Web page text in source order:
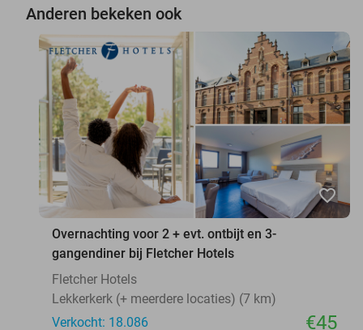
Anderen bekeken ook
favorite_border
Overnachting voor 2 + evt. ontbijt en 3-
gangendiner bij Fletcher Hotels
Fletcher Hotels
Lekkerkerk (+ meerdere locaties) (7 km)
Verkocht: 18.086
€45